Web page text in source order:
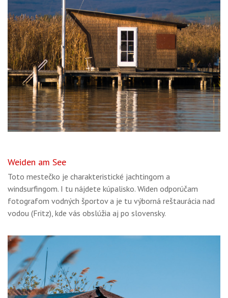
Weiden am See
Toto mestečko je charakteristické jachtingom a
windsurfingom. I tu nájdete kúpalisko. Widen odporúčam
fotografom vodných športov a je tu výborná reštaurácia nad
vodou (Fritz), kde vás obslúžia aj po slovensky.